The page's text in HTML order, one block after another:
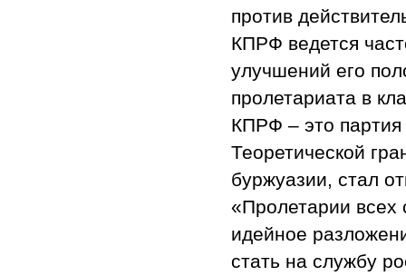
против
КПРФ ведется
улучшений его
пролетариата в
КПРФ – это партия
Теоретической
буржуазии, стал
«Пролетарии всех
идейное
стать на службу